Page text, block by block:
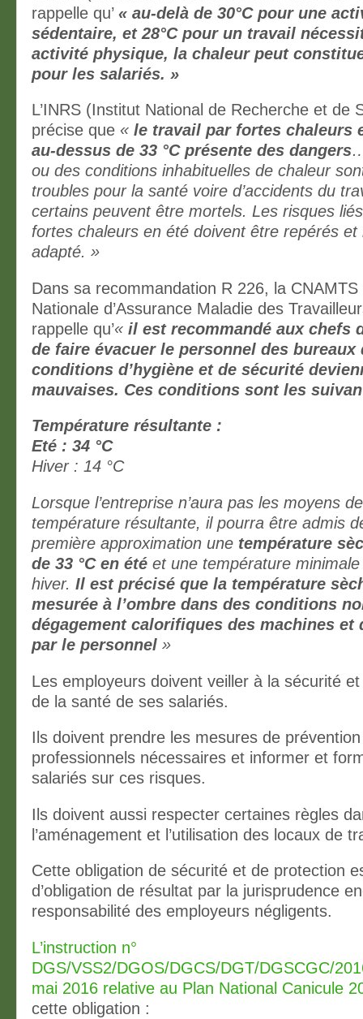
rappelle qu’ « au-delà de 30°C pour une
sédentaire, et 28°C pour un travail
activité physique, la chaleur peut
pour les salariés. »
L’INRS (Institut National de Recherche et de
précise que « le travail par fortes chaleurs
au-dessus de 33 °C présente des dangers
ou des conditions inhabituelles de chaleur
troubles pour la santé voire d’accidents du
certains peuvent être mortels. Les risques
fortes chaleurs en été doivent être repérés et
adapté. »
Dans sa recommandation R 226, la CNAMTS
Nationale d’Assurance Maladie des
rappelle qu’« il est recommandé aux chefs
de faire évacuer le personnel des bureaux
conditions d’hygiène et de sécurité
mauvaises. Ces conditions sont les
Température résultante :
Eté : 34 °C
Hiver : 14 °C
Lorsque l’entreprise n’aura pas les moyens
température résultante, il pourra être admis
première approximation une température
de 33 °C en été et une température
hiver. Il est précisé que la température
mesurée à l’ombre dans des conditions
dégagement calorifiques des machines et
par le personnel »
Les employeurs doivent veiller à la sécurité
de la santé de ses salariés.
Ils doivent prendre les mesures de
professionnels nécessaires et informer et
salariés sur ces risques.
Ils doivent aussi respecter certaines règles
l’aménagement et l’utilisation des locaux de
Cette obligation de sécurité et de protection
d’obligation de résultat par la jurisprudence
responsabilité des employeurs négligents.
L’instruction n°
DGS/VSS2/DGOS/DGCS/DGT/DGSCGC/
mai 2016 relative au Plan National Canicule
cette obligation :